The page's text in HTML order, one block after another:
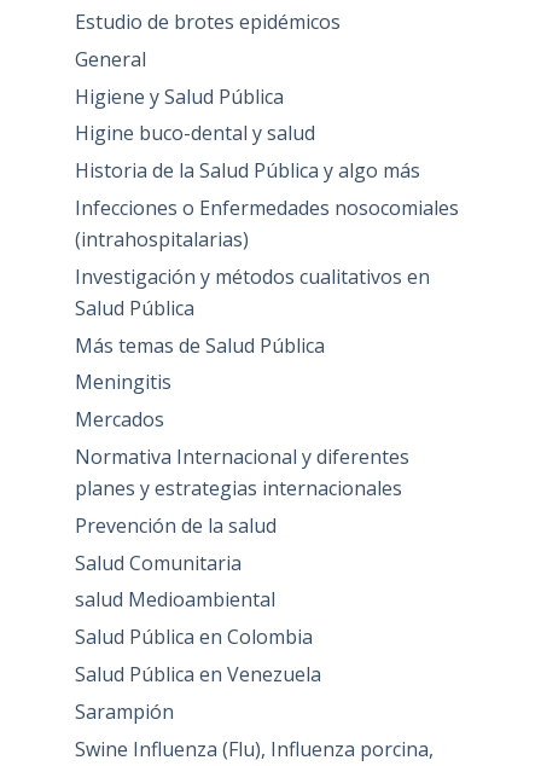
Estudio de brotes epidémicos
General
Higiene y Salud Pública
Higine buco-dental y salud
Historia de la Salud Pública y algo más
Infecciones o Enfermedades nosocomiales
(intrahospitalarias)
Investigación y métodos cualitativos en
Salud Pública
Más temas de Salud Pública
Meningitis
Mercados
Normativa Internacional y diferentes
planes y estrategias internacionales
Prevención de la salud
Salud Comunitaria
salud Medioambiental
Salud Pública en Colombia
Salud Pública en Venezuela
Sarampión
Swine Influenza (Flu), Influenza porcina,